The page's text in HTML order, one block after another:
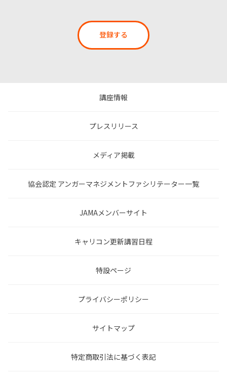
登録する
講座情報
プレスリリース
メディア掲載
協会認定 アンガーマネジメントファシリテーター一覧
JAMAメンバーサイト
キャリコン更新講習日程
特設ページ
プライバシーポリシー
サイトマップ
特定商取引法に基づく表記